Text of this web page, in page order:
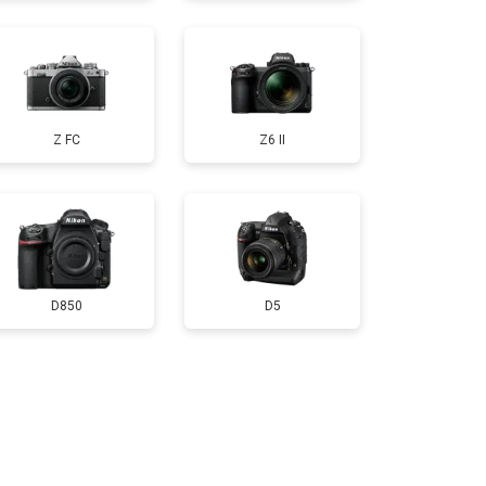
3300 ₽ Заказать
3100 ₽ Заказать
Z FC Z6 II
D850 D5